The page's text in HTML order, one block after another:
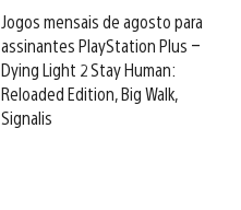
Jogos mensais de agosto para
assinantes PlayStation Plus –
Dying Light 2 Stay Human:
Reloaded Edition, Big Walk,
Signalis